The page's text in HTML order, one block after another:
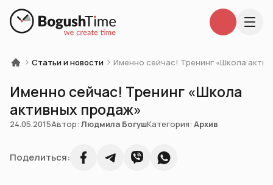
Статьи и новости Именно сейчас! Тренинг «Школа
Именно сейчас! Тренинг «Школа
активных продаж»
24.05.2015Автор: Людмила БогушКатегория: Архив
Поделиться: